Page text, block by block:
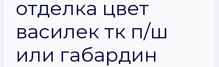
отделка цвет
василек тк п/ш
или габардин